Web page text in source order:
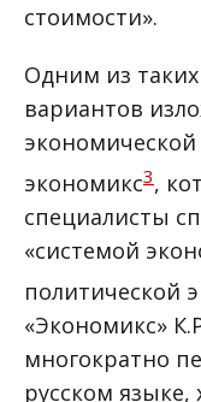
стоимости».
Одним из
вариантов
экономикс3,
специалисты
«системой
политической
«Экономикс»
многократно
русском